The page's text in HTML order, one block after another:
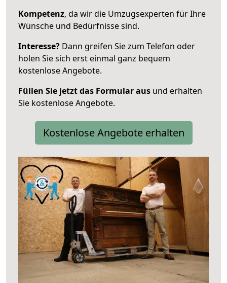
Kompetenz, da wir die Umzugsexperten für Ihre
Wünsche und Bedürfnisse sind.
Interesse? Dann greifen Sie zum Telefon oder
holen Sie sich erst einmal ganz bequem
kostenlose Angebote.
Füllen Sie jetzt das Formular aus und erhalten
Sie kostenlose Angebote.
Kostenlose Angebote erhalten